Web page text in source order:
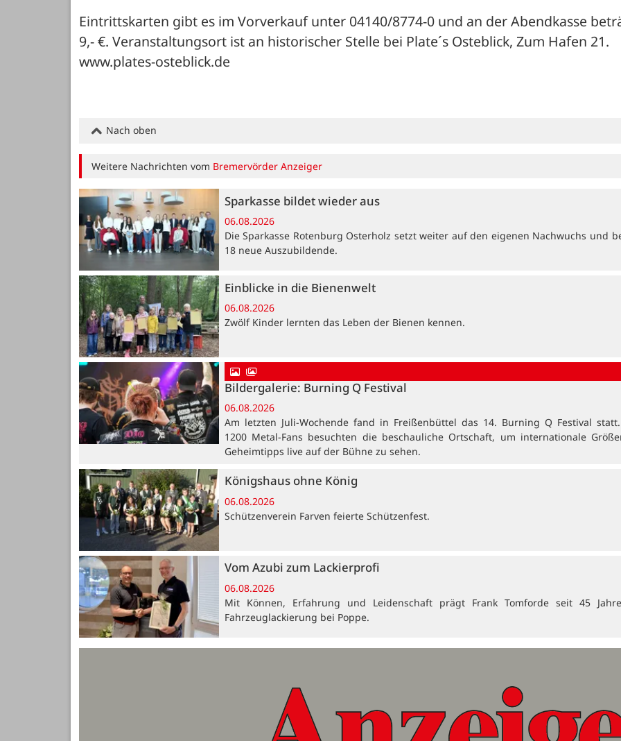
Eintrittskarten gibt es im Vorverkauf unter 04140/8774-0 und an der Abendkasse
9,- €. Veranstaltungsort ist an historischer Stelle bei Plate´s Osteblick, Zum Hafen 21.
www.plates-osteblick.de
Nach oben
Weitere Nachrichten vom Bremervörder Anzeiger
Sparkasse bildet wieder aus
06.08.2026
Die Sparkasse Rotenburg Osterholz setzt weiter auf den eigenen Nachwuchs und
18 neue Auszubildende.
Einblicke in die Bienenwelt
06.08.2026
Zwölf Kinder lernten das Leben der Bienen kennen.
Bildergalerie: Burning Q Festival
06.08.2026
Am letzten Juli-Wochende fand in Freißenbüttel das 14. Burning Q Festival
1200 Metal-Fans besuchten die beschauliche Ortschaft, um internationale
Geheimtipps live auf der Bühne zu sehen.
Königshaus ohne König
06.08.2026
Schützenverein Farven feierte Schützenfest.
Vom Azubi zum Lackierprofi
06.08.2026
Mit Können, Erfahrung und Leidenschaft prägt Frank Tomforde seit 45
Fahrzeuglackierung bei Poppe.